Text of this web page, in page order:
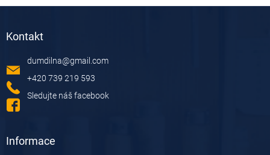
Kontakt
dumdilna@gmail.com
+420 739 219 593
Sledujte náš facebook
Informace